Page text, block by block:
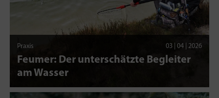
Praxis 03 | 04 | 2026
Feumer: Der unterschätzte Begleiter
am Wasser